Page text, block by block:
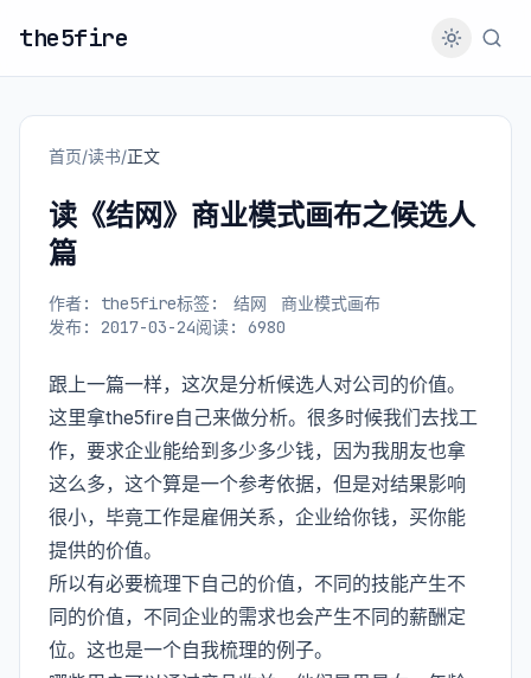
the5fire
首页/读书/正文
读《结网》商业模式画布之候选人
篇
作者: the5fire标签: 结网
商业模式画布
发布: 2017-03-24阅读: 6980
跟上一篇一样，这次是分析候选人对公司的价值。
这里拿the5fire自己来做分析。很多时候我们去找工
作，要求企业能给到多少多少钱，因为我朋友也拿
这么多，这个算是一个参考依据，但是对结果影响
很小，毕竟工作是雇佣关系，企业给你钱，买你能
提供的价值。
所以有必要梳理下自己的价值，不同的技能产生不
同的价值，不同企业的需求也会产生不同的薪酬定
位。这也是一个自我梳理的例子。